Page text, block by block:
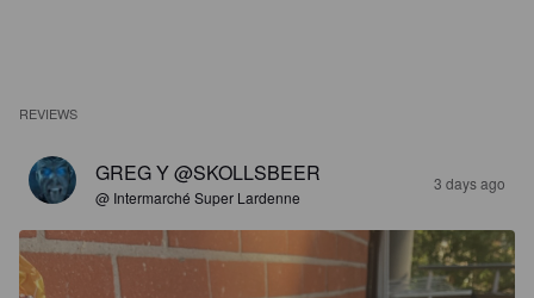
REVIEWS
GREG Y @SKOLLSBEER
@ Intermarché Super Lardenne
3 days ago